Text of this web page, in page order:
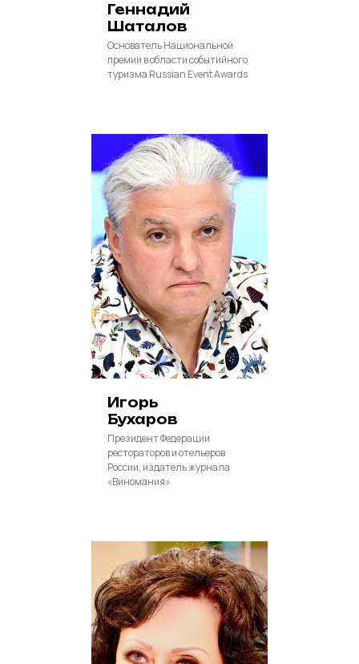
Геннадий
Шаталов
Основатель Национальной
премии в области событийного
туризма Russian Event Awards
Игорь
Бухаров
Президент Федерации
рестораторов и отельеров
России, издатель журнала
«Виномания»